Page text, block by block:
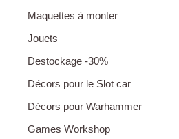
Maquettes à monter
Jouets
Destockage -30%
Décors pour le Slot car
Décors pour Warhammer
Games Workshop